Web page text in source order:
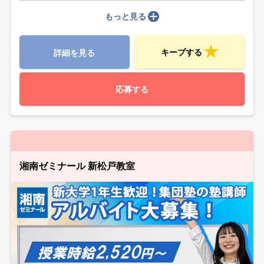
もっと見る
詳細を見る キープする
応募する
湘南ゼミナール 新松戸教室